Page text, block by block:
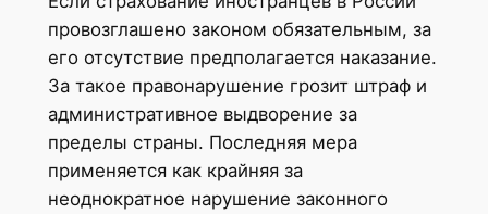
провозглашено законом обязательным, за
его отсутствие предполагается наказание.
За такое правонарушение грозит штраф и
административное выдворение за
пределы страны. Последняя мера
применяется как крайняя за
неоднократное нарушение законного